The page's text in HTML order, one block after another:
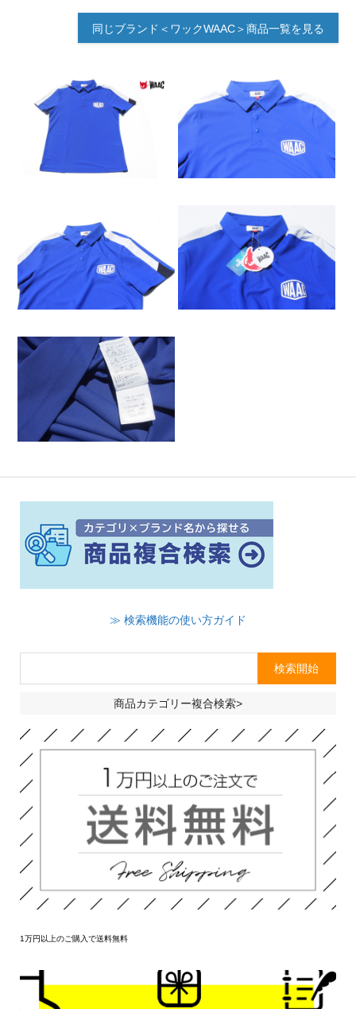
同じブランド＜ワックWAAC＞商品一覧を見る
≫ 検索機能の使い方ガイド
商品カテゴリー複合検索>
1万円以上のご購入で送料無料